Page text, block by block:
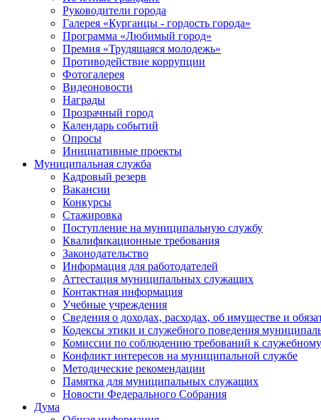
Руководители города
Галерея «Курганцы - гордость города»
Программа «Любимый город»
Премия «Трудящаяся молодежь»
Противодействие коррупции
Фотогалерея
Видеоновости
Награды
Прозрачный город
Календарь событий
Опросы
Инициативные проекты
Муниципальная служба
Кадровый резерв
Вакансии
Конкурсы
Стажировка
Поступление на муниципальную службу
Квалификационные требования
Законодательство
Информация для работодателей
Аттестация муниципальных служащих
Контактная информация
Учебные учреждения
Сведения о доходах, расходах, об имуществе и
Кодексы этики и служебного поведения
Комиссии по соблюдению требований к
Конфликт интересов на муниципальной службе
Методические рекомендации
Памятка для муниципальных служащих
Новости Федерального Cобрания
Дума